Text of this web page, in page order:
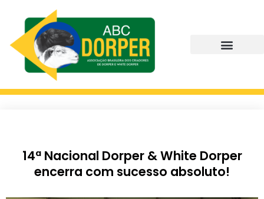
14ª Nacional Dorper & White Dorper
encerra com sucesso absoluto!